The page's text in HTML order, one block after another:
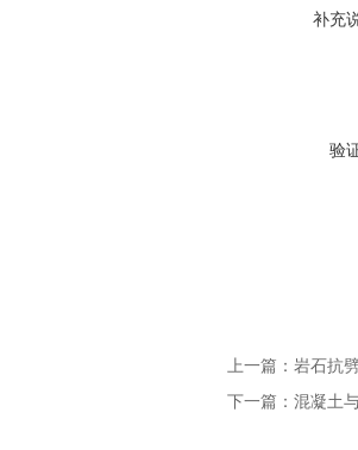
补充
验
上一篇： 岩石抗
下一篇： 混凝土